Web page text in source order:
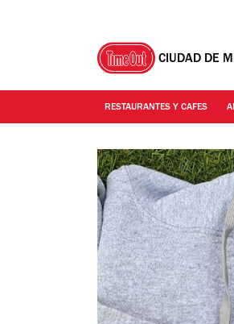
CIUDAD DE
RESTAURANTES Y CAFES